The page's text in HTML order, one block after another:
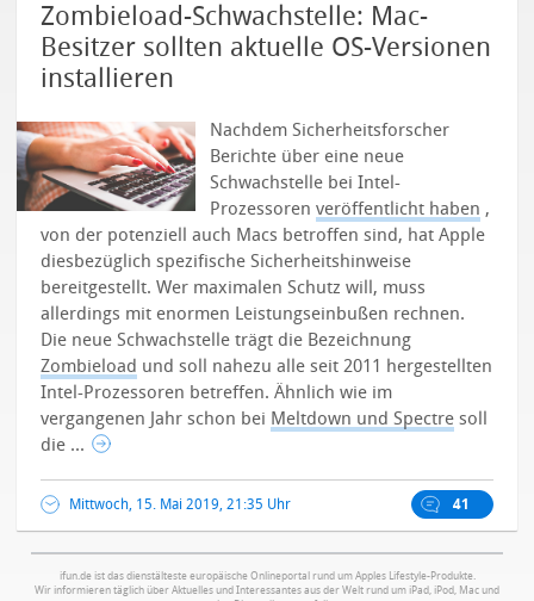
Zombieload-Schwachstelle: Mac-
Besitzer sollten aktuelle OS-Versionen
installieren
Nachdem Sicherheitsforscher
Berichte über eine neue
Schwachstelle bei Intel-
Prozessorenveröffentlicht haben ,
von der potenziell auch Macs betroffen sind, hat Apple
diesbezüglich spezifische Sicherheitshinweise
bereitgestellt. Wer maximalen Schutz will, muss
allerdings mit enormen Leistungseinbußen rechnen.
Die neue Schwachstelle trägt die Bezeichnung
Zombieload und soll nahezu alle seit 2011 hergestellten
Intel-Prozessoren betreffen. Ähnlich wie im
vergangenen Jahr schon bei Meltdown und Spectre soll
die ...
Mittwoch, 15. Mai 2019, 21:35 Uhr 41
ifun.de ist das dienstälteste europäische Onlineportal rund um Apples Lifestyle-Produkte.
Wir informieren täglich über Aktuelles und Interessantes aus der Welt rund um iPad, iPod, Mac und